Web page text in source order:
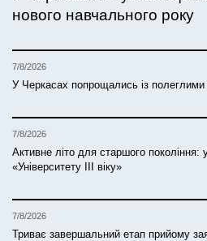
нового навчального року
7/8/2026
У Черкасах попрощались із полеглими
7/8/2026
Активне літо для старшого покоління:
«Університету ІІІ віку»
7/8/2026
Триває завершальний етап прийому